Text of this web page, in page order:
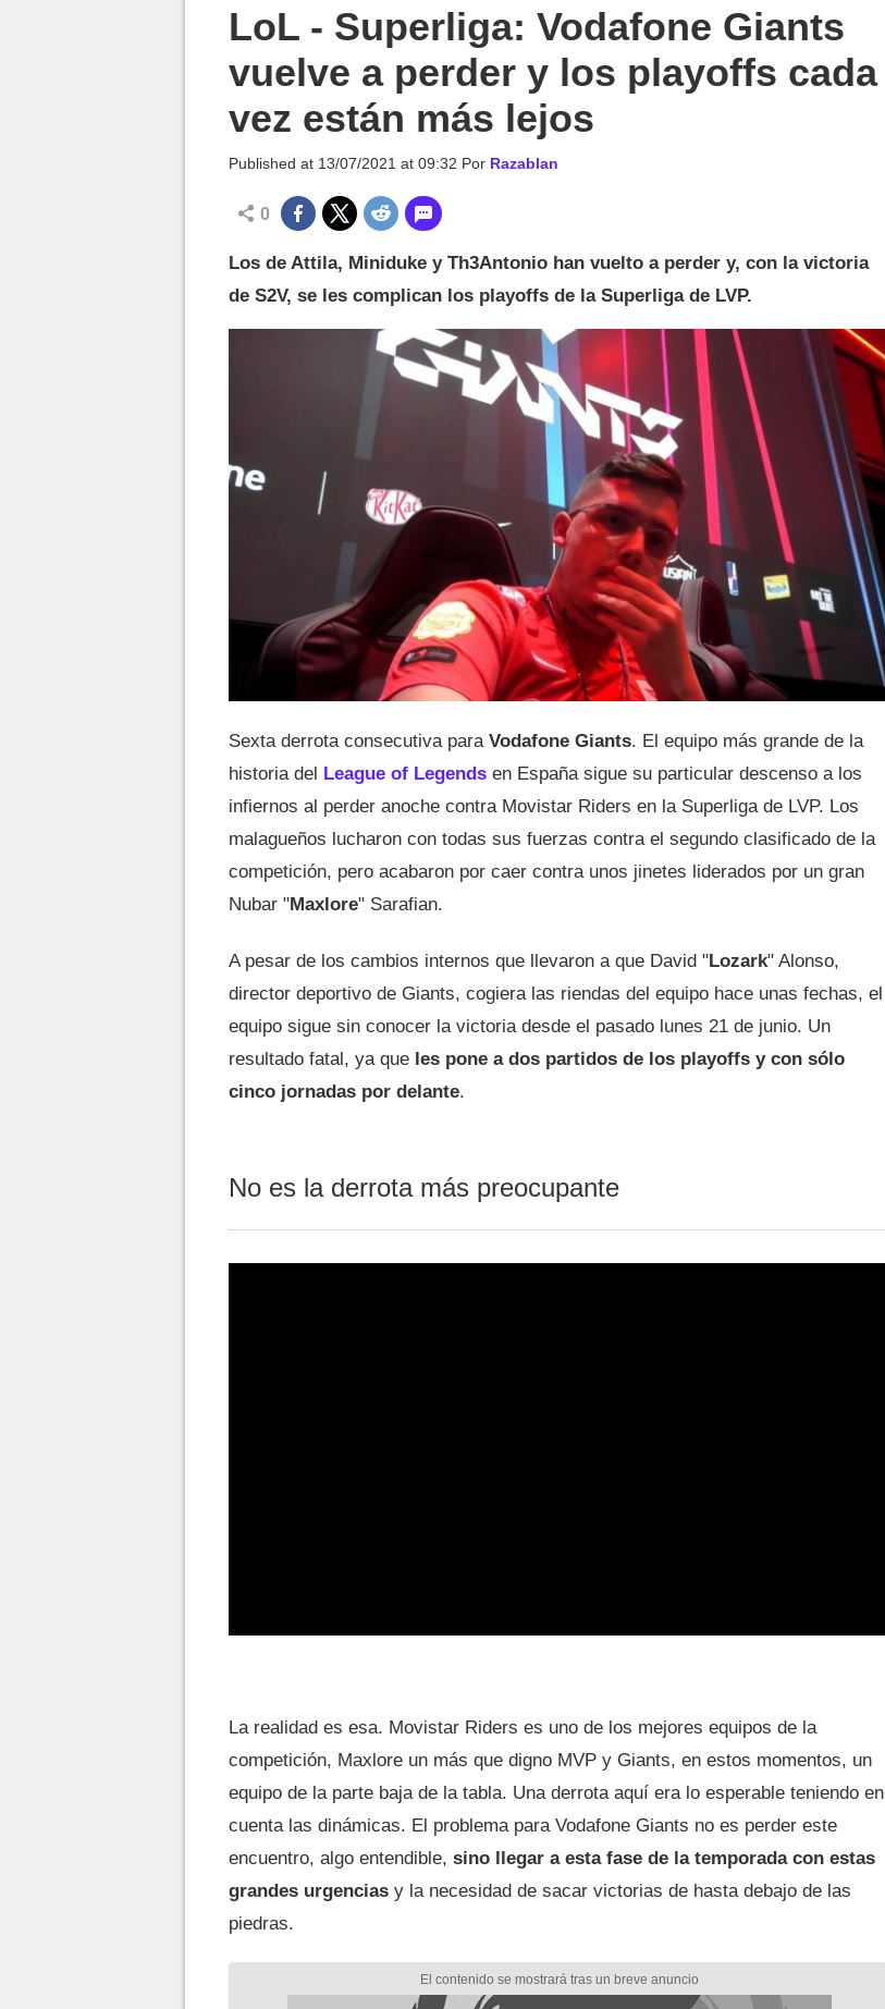
LoL - Superliga: Vodafone Giants
vuelve a perder y los playoffs cada
vez están más lejos
Published at 13/07/2021 at 09:32 Por Razablan
0
Los de Attila, Miniduke y Th3Antonio han vuelto a perder y, con la victoria
de S2V, se les complican los playoffs de la Superliga de LVP.
Sexta derrota consecutiva para Vodafone Giants. El equipo más grande de la
historia del League of Legends en España sigue su particular descenso a los
infiernos al perder anoche contra Movistar Riders en la Superliga de LVP. Los
malagueños lucharon con todas sus fuerzas contra el segundo clasificado de la
competición, pero acabaron por caer contra unos jinetes liderados por un gran
Nubar "Maxlore" Sarafian.
A pesar de los cambios internos que llevaron a que David "Lozark" Alonso,
director deportivo de Giants, cogiera las riendas del equipo hace unas fechas, el
equipo sigue sin conocer la victoria desde el pasado lunes 21 de junio. Un
resultado fatal, ya que les pone a dos partidos de los playoffs y con sólo
cinco jornadas por delante.
No es la derrota más preocupante
La realidad es esa. Movistar Riders es uno de los mejores equipos de la
competición, Maxlore un más que digno MVP y Giants, en estos momentos, un
equipo de la parte baja de la tabla. Una derrota aquí era lo esperable teniendo en
cuenta las dinámicas. El problema para Vodafone Giants no es perder este
encuentro, algo entendible, sino llegar a esta fase de la temporada con estas
grandes urgencias y la necesidad de sacar victorias de hasta debajo de las
piedras.